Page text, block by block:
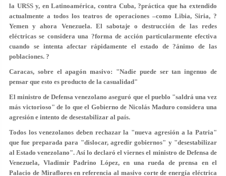
la URSS y, en Latinoamérica, contra Cuba, ?práctica que ha extendido
actualmente a todos los teatros de operaciones –como Libia, Siria, ?
Yemen y ahora Venezuela. El sabotaje o destrucción de las redes
eléctricas se considera una ?forma de acción particularmente efectiva
cuando se intenta afectar rápidamente el estado de ?ánimo de las
poblaciones. ?
Caracas, sobre el apagón masivo: "Nadie puede ser tan ingenuo de
pensar que esto es producto de la casualidad"
El ministro de Defensa venezolano aseguró que el pueblo "saldrá una vez
más victorioso" de lo que el Gobierno de Nicolás Maduro considera una
agresión e intento de desestabilizar al país.
Todos los venezolanos deben rechazar la "nueva agresión a la Patria"
que fue preparada para "dislocar, agredir gobiernos" y "desestabilizar
al Estado venezolano". Así lo declaró el viernes el ministro de Defensa de
Venezuela, Vladimir Padrino López, en una rueda de prensa en el
Palacio de Miraflores en referencia al masivo corte de energía eléctrica